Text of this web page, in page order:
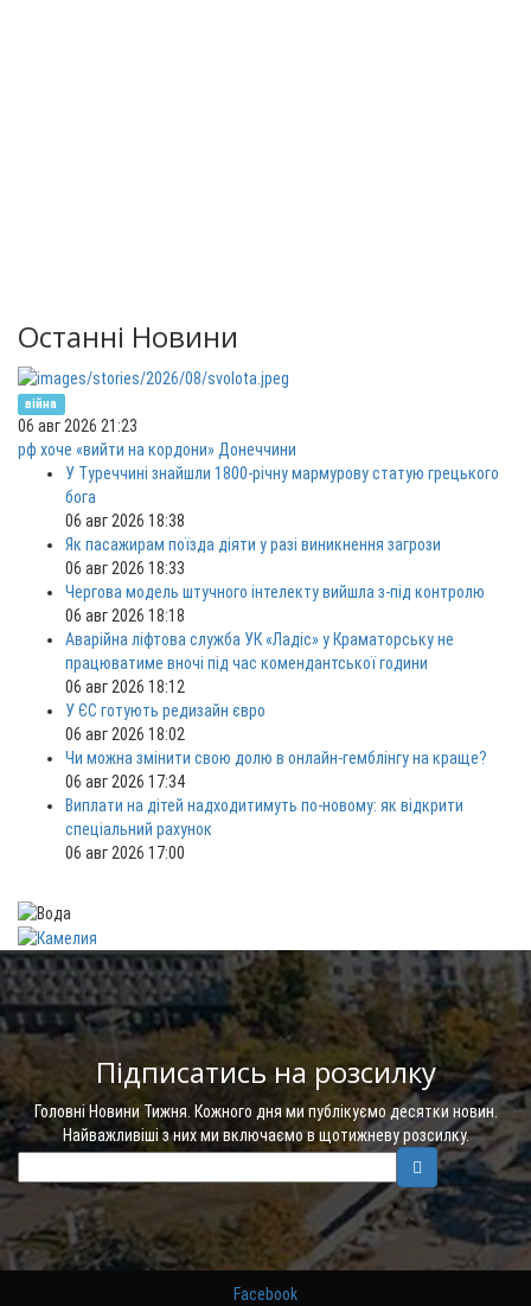
Останні Новини
війна
06 авг 2026 21:23
рф хоче «вийти на кордони» Донеччини
У Туреччині знайшли 1800-річну мармурову статую грецького
бога
06 авг 2026 18:38
Як пасажирам поїзда діяти у разі виникнення загрози
06 авг 2026 18:33
Чергова модель штучного інтелекту вийшла з-під контролю
06 авг 2026 18:18
Аварійна ліфтова служба УК «Ладіс» у Краматорську не
працюватиме вночі під час комендантської години
06 авг 2026 18:12
У ЄС готують редизайн євро
06 авг 2026 18:02
Чи можна змінити свою долю в онлайн-гемблінгу на краще?
06 авг 2026 17:34
Виплати на дітей надходитимуть по-новому: як відкрити
спеціальний рахунок
06 авг 2026 17:00
Підписатись на розсилку
Головні Новини Тижня. Кожного дня ми публікуємо десятки новин.
Найважливіші з них ми включаємо в щотижневу розсилку.
Facebook